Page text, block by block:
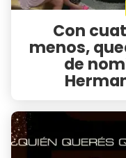
Con
menos,
de